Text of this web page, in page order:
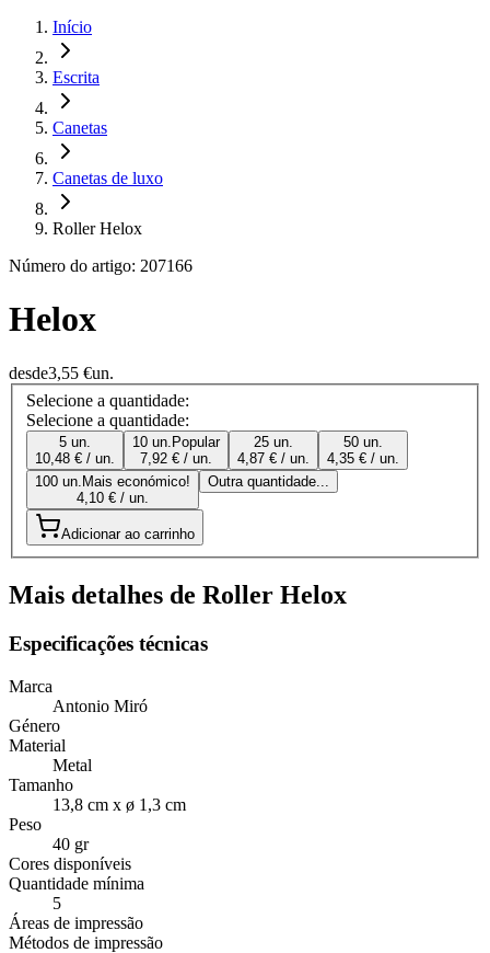
Início
Escrita
Canetas
Canetas de luxo
Roller Helox
Número do artigo: 207166
Helox
desde3,55 €un.
Selecione a quantidade:
Selecione a quantidade:
5 un.
10,48 € / un.
10 un. Popular
7,92 € / un.
25 un.
4,87 € / un.
50 un.
4,35 € / un.
100 un. Mais económico!
4,10 € / un.
Outra quantidade...
Adicionar ao carrinho
Mais detalhes de Roller Helox
Especificações técnicas
Marca
Antonio Miró
Género
Material
Metal
Tamanho
13,8 cm x ø 1,3 cm
Peso
40 gr
Cores disponíveis
Quantidade mínima
5
Áreas de impressão
Métodos de impressão